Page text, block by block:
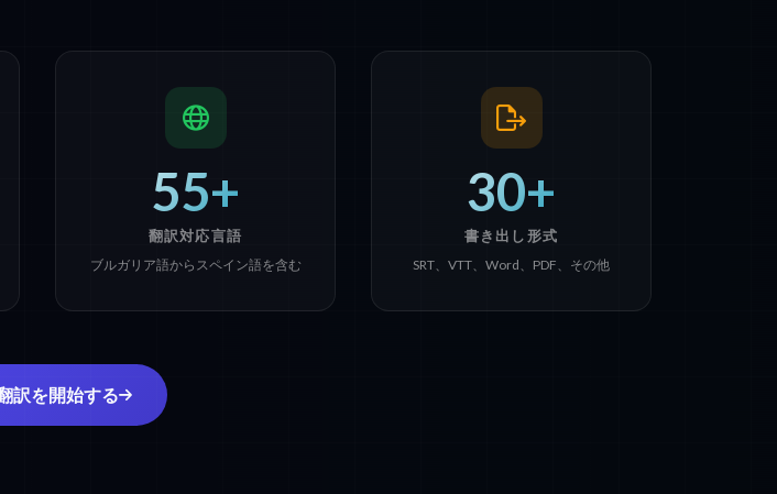
55+
翻訳対応言語
ブルガリア語からスペイン語を含む
30+
書き出し形式
SRT、VTT、Word、PDF、その他
訳を開始する